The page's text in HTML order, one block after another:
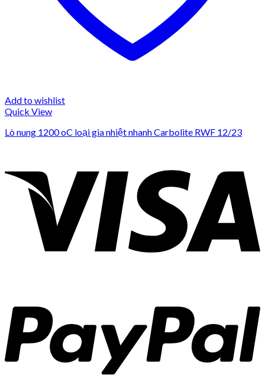
Add to wishlist
Quick View
Lò nung 1200 oC loại gia nhiệt nhanh Carbolite RWF 12/23